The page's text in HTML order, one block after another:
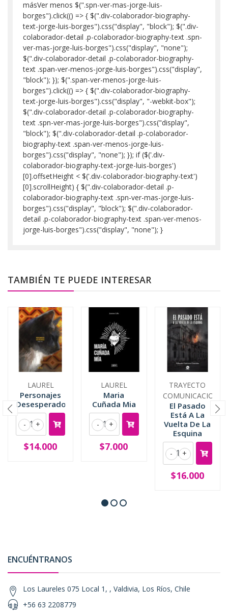
másVer menos $(".spn-ver-mas-jorge-luis-
borges").click(() => { $(".div-colaborador-biography-
text-jorge-luis-borges").css("display", "block"); $(".div-
colaborador-detail .p-colaborador-biography-text .spn-
ver-mas-jorge-luis-borges").css("display", "none");
$(".div-colaborador-detail .p-colaborador-biography-
text .span-ver-menos-jorge-luis-borges").css("display",
"block"); }); $(".span-ver-menos-jorge-luis-
borges").click(() => { $(".div-colaborador-biography-
text-jorge-luis-borges").css("display", "-webkit-box");
$(".div-colaborador-detail .p-colaborador-biography-
text .spn-ver-mas-jorge-luis-borges").css("display",
"block"); $(".div-colaborador-detail .p-colaborador-
biography-text .span-ver-menos-jorge-luis-
borges").css("display", "none"); }); if ($('.div-
colaborador-biography-text-jorge-luis-borges')
[0].offsetHeight < $('.div-colaborador-biography-text')
[0].scrollHeight) { $(".div-colaborador-detail .p-
colaborador-biography-text .spn-ver-mas-jorge-luis-
borges").css("display", "block"); $(".div-colaborador-
detail .p-colaborador-biography-text .span-ver-menos-
jorge-luis-borges").css("display", "none"); }
TAMBIÉN TE PUEDE INTERESAR
LAUREL
Personajes
Desesperados
+
-
$14.000
LAUREL
Maria
Cuñada Mia
+
-
$7.000
TRAYECTO
COMUNICACIONES
El Pasado
Está A La
Vuelta De La
Esquina
+
-
$16.000
ENCUÉNTRANOS
Los Laureles 075 Local 1, , Valdivia, Los Ríos, Chile
+56 63 2208779